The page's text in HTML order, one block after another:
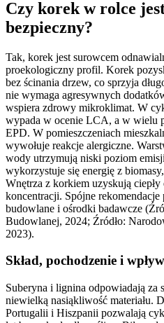
Czy korek w rolce
bezpieczny?
Tak, korek jest surowcem
proekologiczny profil. Korek
bez ścinania drzew, co sprzyja
nie wymaga agresywnych
wspiera zdrowy mikroklimat. W
wypada w ocenie LCA, a w wielu
EPD. W pomieszczeniach
wywołuje reakcje alergiczne.
wody utrzymują niski poziom
wykorzystuje się energię z
Wnętrza z korkiem uzyskują ciepły
koncentracji. Spójne
budowlane i ośrodki badawcze
Budowlanej, 2024; Źródło:
2023).
Skład, pochodzenie i
Suberyna i lignina odpowiadają za
niewielką nasiąkliwość materiału.
Portugalii i Hiszpanii pozwalają